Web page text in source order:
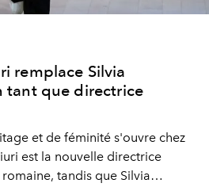
remplace Silvia
tant que directrice
et de féminité s'ouvre chez
est la nouvelle directrice
tandis que Silvia